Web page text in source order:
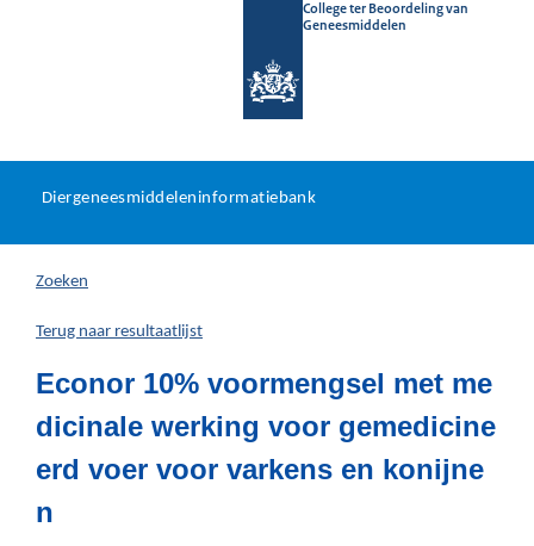
College ter Beoordeling van
Geneesmiddelen
U
hier:
Diergeneesmiddeleninformatiebank
Zoeken
Terug naar resultaatlijst
Econor 10% voormengsel met me
dicinale werking voor gemedicine
erd voer voor varkens en konijne
n